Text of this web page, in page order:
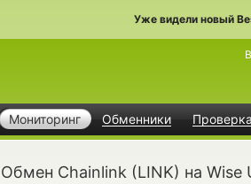
Уже видели новый
Мониторинг Обменники
Обмен Chainlink (LINK) на Wise